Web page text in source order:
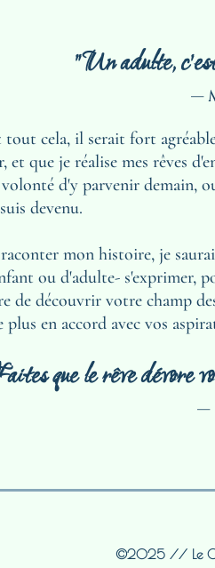
"Un adulte,
—
cela, il serait fort
et que je réalise mes rêves
d'y parvenir demain,
devenu.
mon histoire, je
ou d'adulte-
de découvrir votre champ
en accord avec vos
que le rêve dévore
—
©2025 // Le